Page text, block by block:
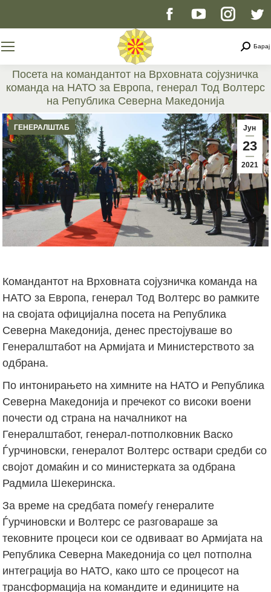
Facebook
opens
in
new
window
YouTube
opens
in
new
window
page
opens
new
window
Барај
Посета на командантот на Врховната сојузничка
команда на НАТО за Европа, генерал Тод Волтерс
на Република Северна Македонија
You are here:
Јун
23
2021
ГЕНЕРАЛШТАБ
Командантот на Врховната сојузничка команда на
НАТО за Европа, генерал Тод Волтерс во рамките
на својата официјална посета на Република
Северна Македонија, денес престојуваше во
Генералштабот на Армијата и Министерството за
одбрана.
По интонирањето на химните на НАТО и Република
Северна Македонија и пречекот со високи воени
почести од страна на началникот на
Генералштабот, генерал-потполковник Васко
Ѓурчиновски, генералот Волтерс оствари средби со
својот домаќин и со министерката за одбрана
Радмила Шекеринска.
За време на средбата помеѓу генералите
Ѓурчиновски и Волтерс се разговараше за
тековните процеси кои се одвиваат во Армијата на
Република Северна Македонија со цел потполна
интеграција во НАТО, како што се процесот на
трансформација на командите и единиците на